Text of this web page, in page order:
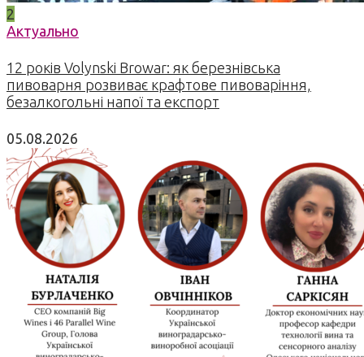
2
Актуально
12 років Volynski Browar: як березнівська
пивоварня розвиває крафтове пивоваріння,
безалкогольні напої та експорт
05.08.2026